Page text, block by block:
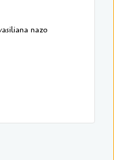
nazo